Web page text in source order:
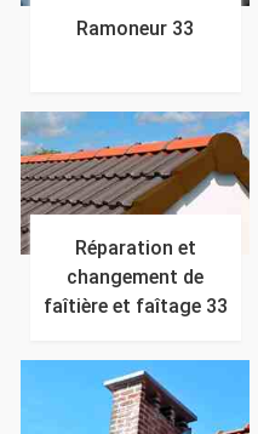
Ramoneur 33
Réparation et
changement de
faîtière et faîtage 33